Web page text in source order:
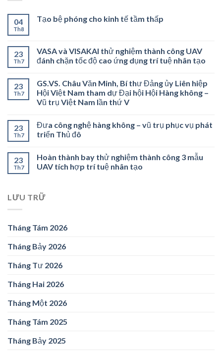
04
Th8
Tạo bệ phóng cho kinh tế tầm thấp
23
Th7
VASA và VISAKAI thử nghiệm thành công UAV
đánh chặn tốc độ cao ứng dụng trí tuệ nhân tạo
23
Th7
GS.VS. Châu Văn Minh, Bí thư Đảng ủy Liên hiệp
Hội Việt Nam tham dự Đại hội Hội Hàng không –
Vũ trụ Việt Nam lần thứ V
23
Th7
Đưa công nghệ hàng không – vũ trụ phục vụ phát
triển Thủ đô
23
Th7
Hoàn thành bay thử nghiệm thành công 3 mẫu
UAV tích hợp trí tuệ nhân tạo
LƯU TRỮ
Tháng Tám 2026
Tháng Bảy 2026
Tháng Tư 2026
Tháng Hai 2026
Tháng Một 2026
Tháng Tám 2025
Tháng Bảy 2025